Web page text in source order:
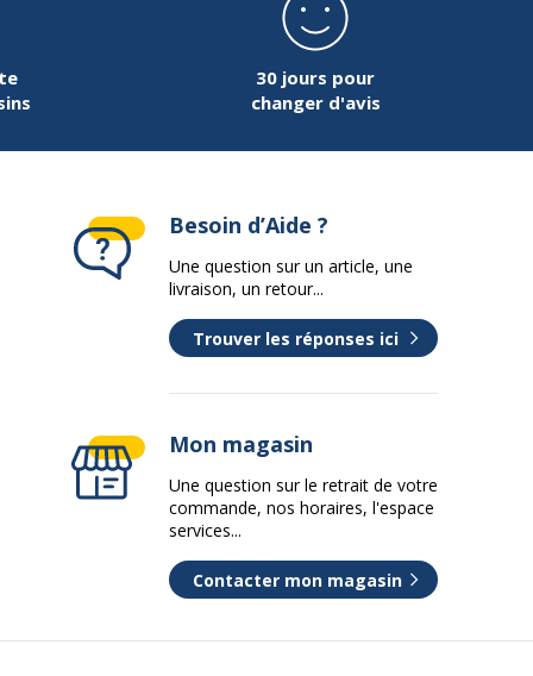
30 jours pour
changer d'avis
Besoin d’Aide ?
Une question sur un article, une
livraison, un retour...
Trouver les réponses ici
Mon magasin
Une question sur le retrait de votre
commande, nos horaires, l'espace
services...
Contacter mon magasin